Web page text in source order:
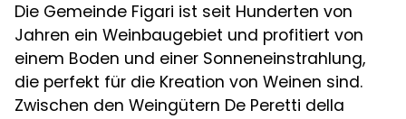
Die Gemeinde Figari ist seit Hunderten von
Jahren ein Weinbaugebiet und profitiert von
einem Boden und einer Sonneneinstrahlung,
die perfekt für die Kreation von Weinen sind.
Zwischen den Weingütern De Peretti della